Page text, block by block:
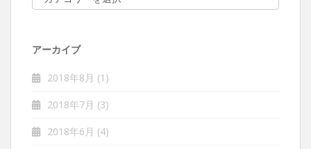
アーカイブ
2018年8月 (1)
2018年7月 (3)
2018年6月 (4)